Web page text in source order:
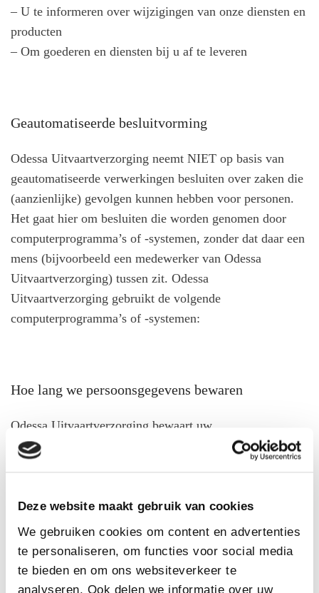
Deze website maakt gebruik van cookies
We gebruiken cookies om content en advertenties
te personaliseren, om functies voor social media
te bieden en om ons websiteverkeer te
analyseren. Ook delen we informatie over uw
– U te informeren over wijzigingen van onze diensten en
producten
– Om goederen en diensten bij u af te leveren
Geautomatiseerde besluitvorming
Odessa Uitvaartverzorging neemt NIET op basis van
geautomatiseerde verwerkingen besluiten over zaken die
(aanzienlijke) gevolgen kunnen hebben voor personen.
Het gaat hier om besluiten die worden genomen door
computerprogramma’s of -systemen, zonder dat daar een
mens (bijvoorbeeld een medewerker van Odessa
Uitvaartverzorging) tussen zit. Odessa
Uitvaartverzorging gebruikt de volgende
computerprogramma’s of -systemen:
Hoe lang we persoonsgegevens bewaren
Odessa Uitvaartverzorging bewaart uw
persoonsgegevens niet langer dan strikt nodig is om de
doelen te realiseren waarvoor uw gegevens worden
voor de volgende (categorieën) van persoonsgegevens.
Delen van persoonsgegevens met derden